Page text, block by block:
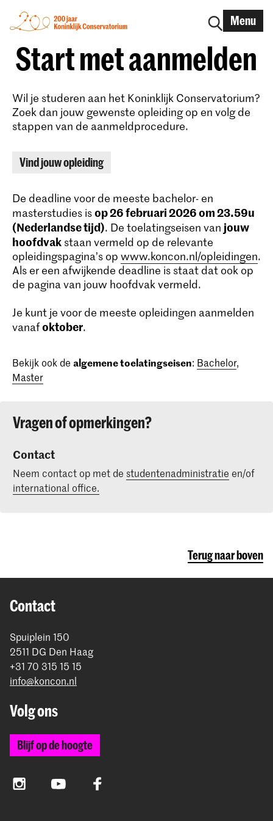
Menu
Start met aanmelden
Wil je studeren aan het Koninklijk Conservatorium?
Zoek dan jouw gewenste opleiding op en volg de
stappen van de aanmeldprocedure.
Vind jouw opleiding
De deadline voor de meeste bachelor- en
masterstudies isop 26 februari 2026 om 23.59u
(Nederlandse tijd). De toelatingseisen van jouw
hoofdvak staan vermeld op de relevante
opleidingspagina’s op www.koncon.nl/opleidingen.
Als er een afwijkende deadline is staat dat ook op
de pagina van jouw hoofdvak vermeld.
Je kunt je voor de meeste opleidingen aanmelden
vanafoktober.
Bekijk ook de algemene toelatingseisen: Bachelor,
Master
Vragen of opmerkingen?
Contact
Neem contact op met de studentenadministratie en/of
international office.
Terug naar boven
Contact
Spuiplein 150
2511 DG Den Haag
+31 70 315 15 15
info@koncon.nl
Volg ons
Blijf op de hoogte
InstagramYouTube Facebook